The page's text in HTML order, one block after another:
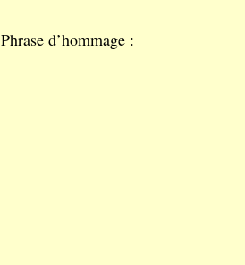
Phrase d’hommage :